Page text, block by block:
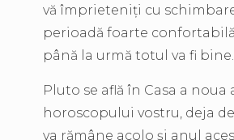
vă împrieteniți cu
perioadă foarte
până la urmă totul va fi bine.
Pluto se află în Casa a noua
horoscopului vostru, deja
va rămâne acolo și anul